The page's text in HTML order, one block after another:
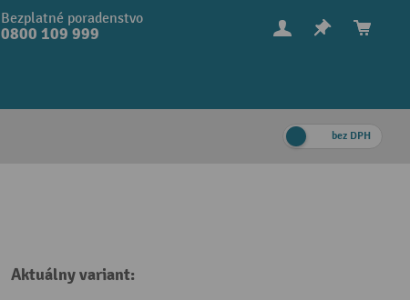
Bezplatné poradenstvo
0800 109 999
bez DPH
Aktuálny variant: